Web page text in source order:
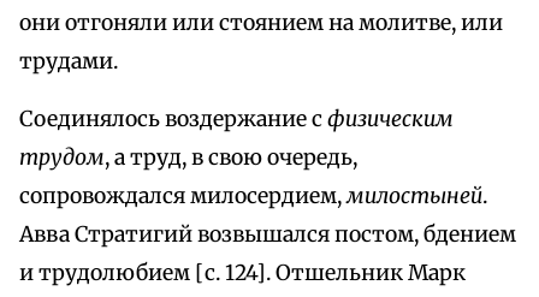
они отгоняли или стоянием на молитве, или
трудами.
Соединялось воздержание сфизическим
трудом, а труд, в свою очередь,
сопровождался милосердием,милостыней.
Авва Стратигий возвышался постом, бдением
и трудолюбием [с. 124]. Отшельник Марк